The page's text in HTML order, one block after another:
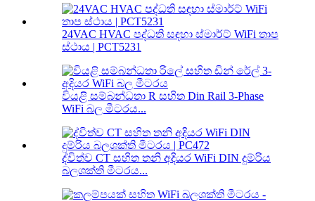
24VAC HVAC පද්ධති සඳහා ස්මාර්ට් WiFi තාප
ස්ථාය | PCT5231
වියළි සම්බන්ධතා R සහිත Din Rail 3-Phase
WiFi බල මීටරය...
ද්විත්ව CT සහිත තනි අදියර WiFi DIN දුම්රිය
බලශක්ති මීටරය...